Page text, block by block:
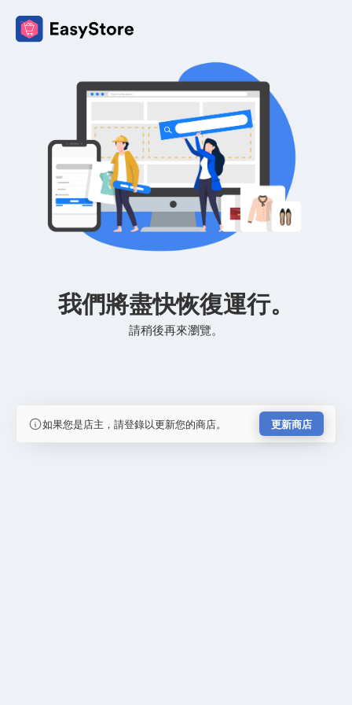
我們將盡快恢復運行。
請稍後再來瀏覽。
如果您是店主，請登錄以更新您的商店。 更新商店